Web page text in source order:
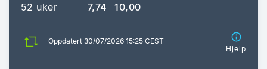
52 uker 7,74 10,00
Oppdatert 30/07/2026 15:25 CEST
Hjelp